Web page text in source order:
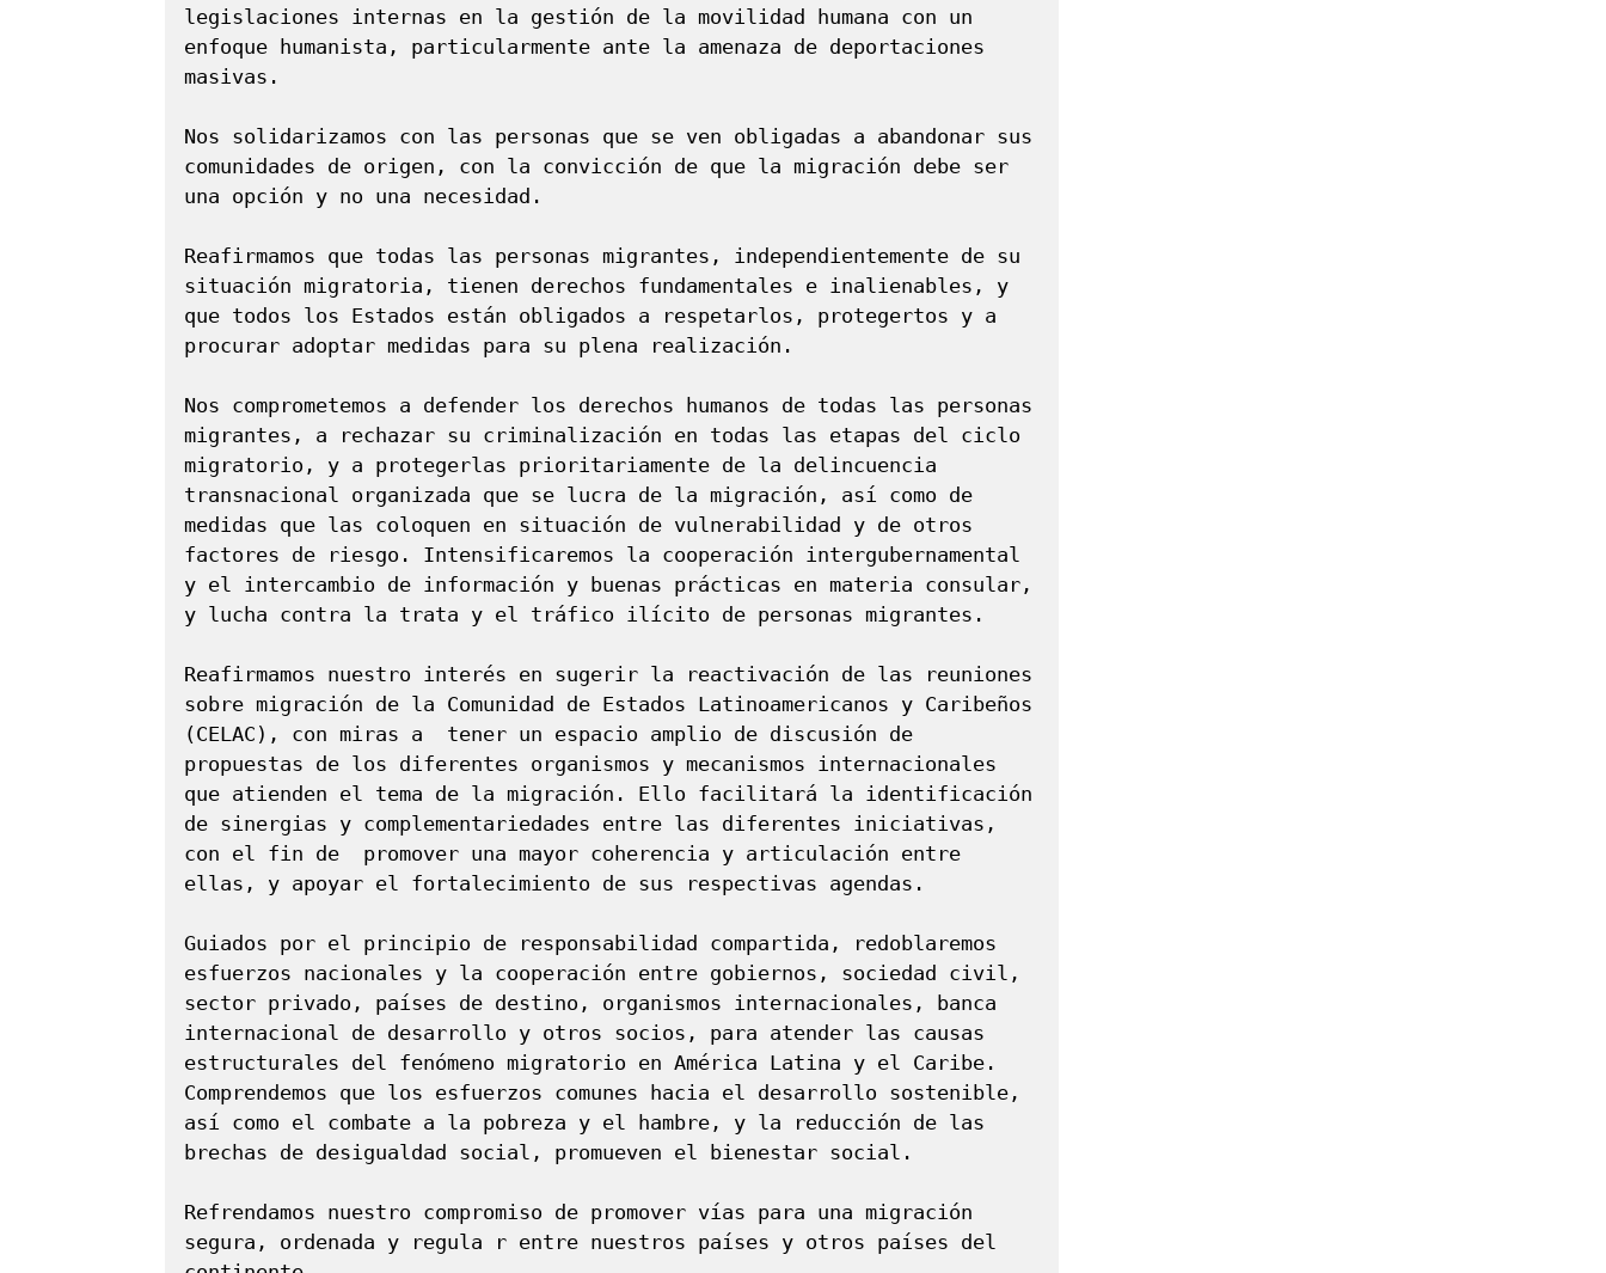
legislaciones internas en la gestión de la movilidad humana con un
enfoque humanista, particularmente ante la amenaza de deportaciones
masivas.
Nos solidarizamos con las personas que se ven obligadas a abandonar sus
comunidades de origen, con la convicción de que la migración debe ser
una opción y no una necesidad.
Reafirmamos que todas las personas migrantes, independientemente de su
situación migratoria, tienen derechos fundamentales e inalienables, y
que todos los Estados están obligados a respetarlos, protegertos y a
procurar adoptar medidas para su plena realización.
Nos comprometemos a defender los derechos humanos de todas las personas
migrantes, a rechazar su criminalización en todas las etapas del ciclo
migratorio, y a protegerlas prioritariamente de la delincuencia
transnacional organizada que se lucra de la migración, así como de
medidas que las coloquen en situación de vulnerabilidad y de otros
factores de riesgo. Intensificaremos la cooperación intergubernamental
y el intercambio de información y buenas prácticas en materia consular,
y lucha contra la trata y el tráfico ilícito de personas migrantes.
Reafirmamos nuestro interés en sugerir la reactivación de las reuniones
sobre migración de la Comunidad de Estados Latinoamericanos y Caribeños
(CELAC), con miras a  tener un espacio amplio de discusión de
propuestas de los diferentes organismos y mecanismos internacionales
que atienden el tema de la migración. Ello facilitará la identificación
de sinergias y complementariedades entre las diferentes iniciativas,
con el fin de  promover una mayor coherencia y articulación entre
ellas, y apoyar el fortalecimiento de sus respectivas agendas.
Guiados por el principio de responsabilidad compartida, redoblaremos
esfuerzos nacionales y la cooperación entre gobiernos, sociedad civil,
sector privado, países de destino, organismos internacionales, banca
internacional de desarrollo y otros socios, para atender las causas
estructurales del fenómeno migratorio en América Latina y el Caribe.
Comprendemos que los esfuerzos comunes hacia el desarrollo sostenible,
así como el combate a la pobreza y el hambre, y la reducción de las
brechas de desigualdad social, promueven el bienestar social.
Refrendamos nuestro compromiso de promover vías para una migración
segura, ordenada y regula r entre nuestros países y otros países del